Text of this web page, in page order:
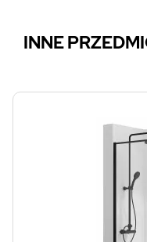
INNE